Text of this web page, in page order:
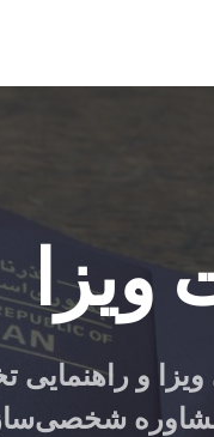
ویزا
و راهنمایی
مشاوره